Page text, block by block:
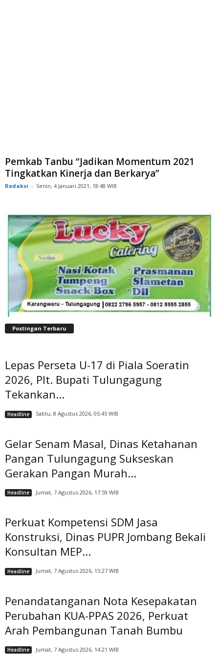
Pemkab Tanbu “Jadikan Momentum 2021
Tingkatkan Kinerja dan Berkarya”
Redaksi - Senin, 4 Januari 2021, 18:48 WIB
Postingan Terbaru
Lepas Perseta U-17 di Piala Soeratin
2026, Plt. Bupati Tulungagung
Tekankan...
Headline Sabtu, 8 Agustus 2026, 05:45 WIB
Gelar Senam Masal, Dinas Ketahanan
Pangan Tulungagung Sukseskan
Gerakan Pangan Murah...
Headline Jumat, 7 Agustus 2026, 17:59 WIB
Perkuat Kompetensi SDM Jasa
Konstruksi, Dinas PUPR Jombang Bekali
Konsultan MEP...
Headline Jumat, 7 Agustus 2026, 15:27 WIB
Penandatanganan Nota Kesepakatan
Perubahan KUA-PPAS 2026, Perkuat
Arah Pembangunan Tanah Bumbu
Headline Jumat, 7 Agustus 2026, 14:21 WIB